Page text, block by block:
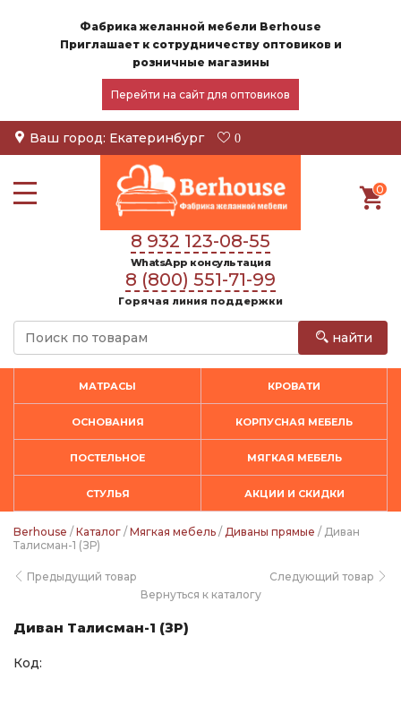
Фабрика желанной мебели Berhouse
Приглашает к сотрудничеству оптовиков и
розничные магазины
Перейти на сайт для оптовиков
Ваш город: Екатеринбург 0
0
8 932 123-08-55
WhatsApp консультация
8 (800) 551-71-99
Горячая линия поддержки
найти
МАТРАСЫ КРОВАТИ
ОСНОВАНИЯ КОРПУСНАЯ МЕБЕЛЬ
ПОСТЕЛЬНОЕ МЯГКАЯ МЕБЕЛЬ
СТУЛЬЯ АКЦИИ И СКИДКИ
Berhouse / Каталог / Мягкая мебель / Диваны прямые / Диван
Талисман-1 (ЗР)
Предыдущий товар
Следующий товар
Вернуться к каталогу
Диван Талисман-1 (ЗР)
Код: